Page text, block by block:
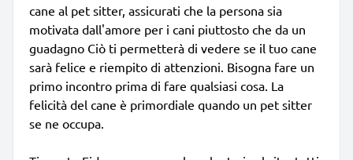
cane al pet sitter, assicurati che la persona sia
motivata dall'amore per i cani piuttosto che da un
guadagno Ciò ti permetterà di vedere se il tuo cane
sarà felice e riempito di attenzioni. Bisogna fare un
primo incontro prima di fare qualsiasi cosa. La
felicità del cane è primordiale quando un pet sitter
se ne occupa.